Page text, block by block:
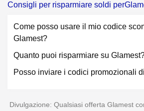
Consigli per risparmiare soldi
Come posso usare il mio codice
Glamest?
Quanto puoi risparmiare su
Posso inviare i codici promozionali
Divulgazione: Qualsiasi offerta Glamest